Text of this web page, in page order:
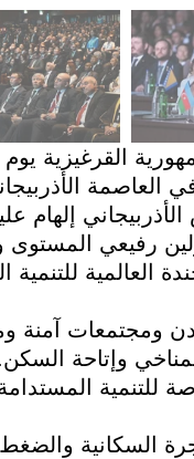
الجمهورية
إلهام
مسؤولين رفيعي
182 دولة، لمناقشة الأجندة العالمية
ومجتمعات آمنة
وإتاحة
للتنمية
السكانية والضغط